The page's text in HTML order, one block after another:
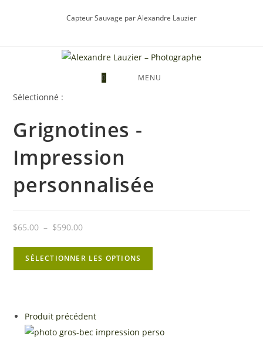
Capteur Sauvage par Alexandre Lauzier
0 MENU
Sélectionné :
Grignotines -
Impression
personnalisée
$65.00 – $590.00Plage
prix :
$65.00
SÉLECTIONNER LES OPTIONS
Produit précédent